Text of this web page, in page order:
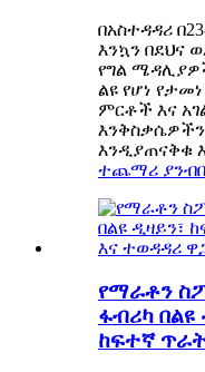
በአስተዳዳሪ
እንኳን በደህና
የግል
ልዩ የሆነ
ምርቶች እና
እንዲያጠናቅቁ
ተጨማሪ
የማራቶን
ፋብሪካ በልዩ
ከፍተኛ